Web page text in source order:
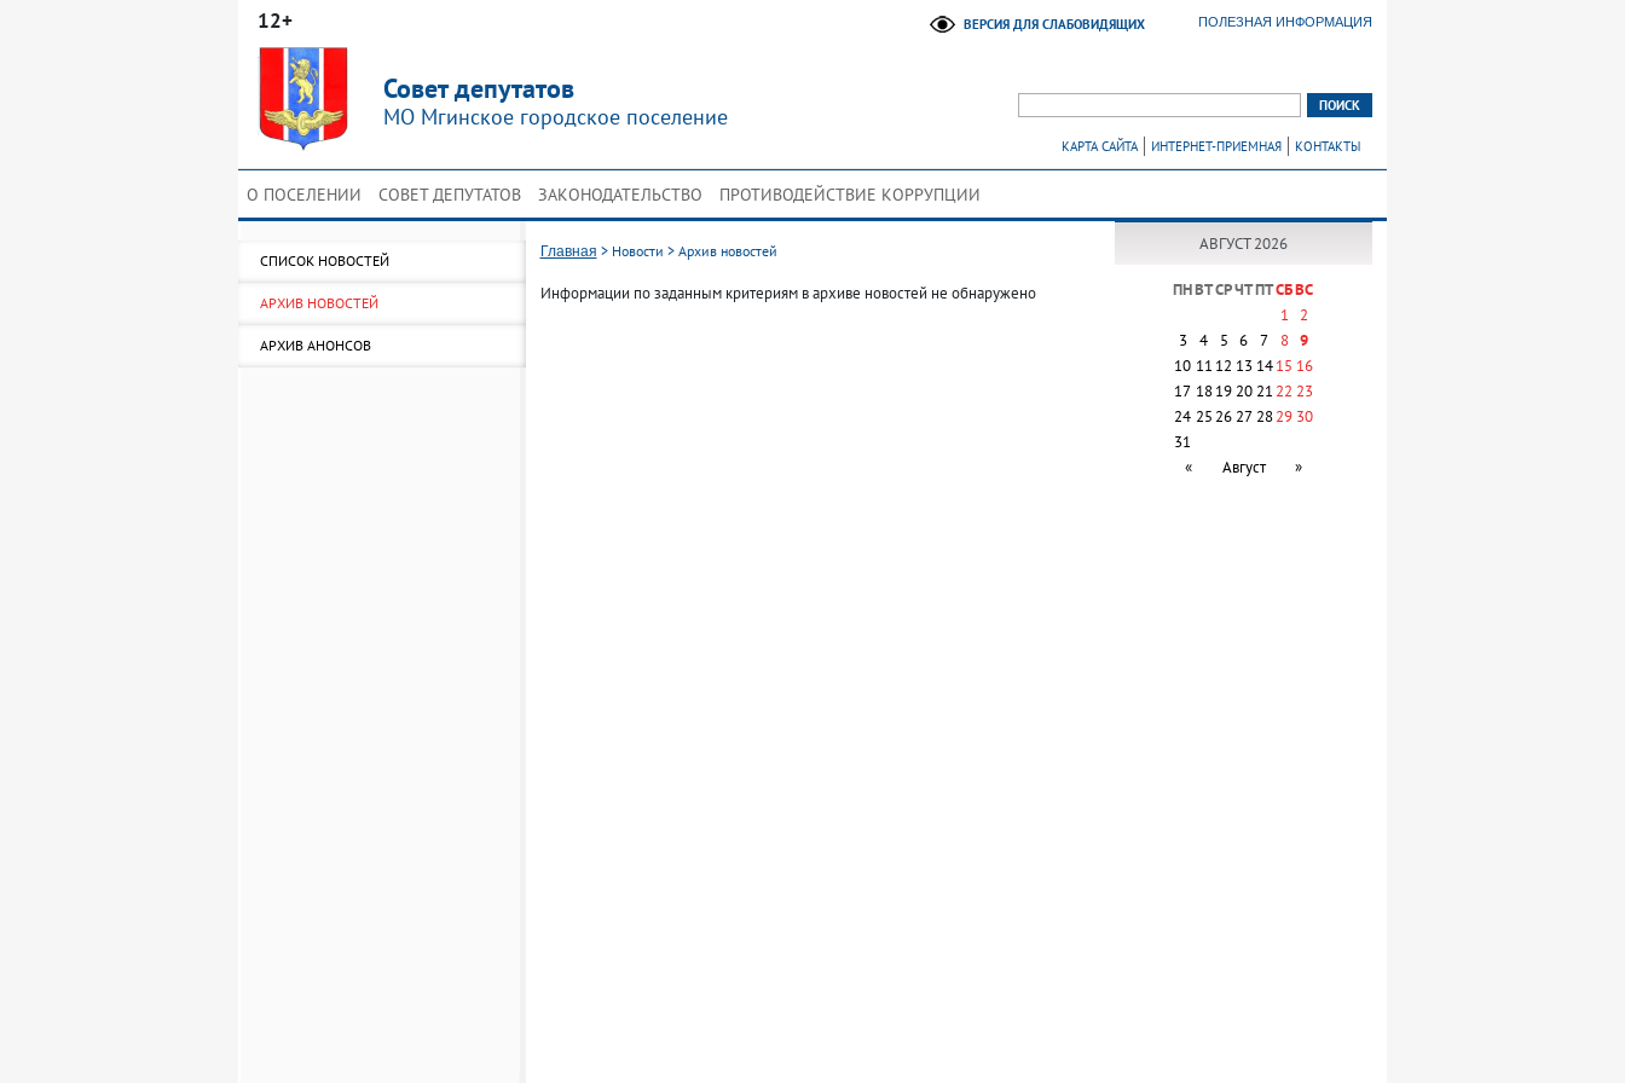
12+
Совет депутатов
МО Мгинское городское поселение
КАРТА САЙТА ИНТЕРНЕТ-ПРИЕМНАЯ КОНТАКТЫ
ВЕРСИЯ ДЛЯ СЛАБОВИДЯЩИХ ПОЛЕЗНАЯ ИНФОРМАЦИЯ
О ПОСЕЛЕНИИ СОВЕТ ДЕПУТАТОВ ЗАКОНОДАТЕЛЬСТВО ПРОТИВОДЕЙСТВИЕ КОРРУПЦИИ
СПИСОК НОВОСТЕЙ
АРХИВ НОВОСТЕЙ
АРХИВ АНОНСОВ
Главная > Новости > Архив новостей
Информации по заданным критериям в архиве новостей не обнаружено
АВГУСТ 2026
ПНВТСРЧТПТСБВС
1
2
3
4 5 6 7 8 9
10 11 12 13 1415 16
17 18192021 22 23
24 2526272829 30
31
«
Август »